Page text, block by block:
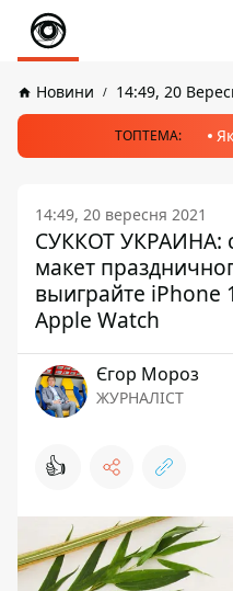
Новини 14:49, 20
ТОПТЕМА:
14:49, 20 вересня 2021
СУККОТ УКРАИНА:
макет
выиграйте iPhone
Apple Watch
Єгор Мороз
ЖУРНАЛІСТ
👍